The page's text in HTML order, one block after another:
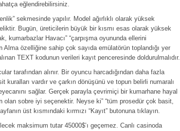
eğlendirebilirsiniz.
sekmesinde yapılır. Model ağırlıklı olarak yüksek
Bugün, üreticilerin büyük bir kısmı esas olarak yüksek
kumarbazlar Havacı” “çarpışma oyununda ellerini
özelliğine sahip çok sayıda emülatörün toplandığı yer
TEXT kodunun verileri kayıt penceresinde doldurulmalıdır.
tarafından alınır. Bir oyuncu harcadığından daha fazla
kuralları vardır ve çarkın dönüşünü ve topun belirli numaralı
sağlar. Gerçek parayla çevrimiçi bir kumarhane hayal
sobre iyi seçenektir. Neyse ki” “tüm prosedür çok basit,
üst kısmındaki kırmızı “Kayıt” butonuna tıklayın.
maksimum tutar 45000$’ı geçemez. Canlı casinoda